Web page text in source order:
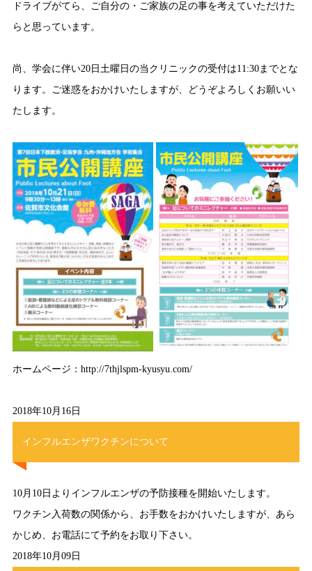
ドライブがてら、ご自分の・ご家族の足の事を考えていただけた
らと思っています。
尚、学会に伴い20日土曜日の当クリニックの受付は11:30までとな
ります。ご迷惑をおかけいたしますが、どうぞよろしくお願いい
たします。
ホームページ：http://7thjlspm-kyusyu.com/
2018年10月16日
インフルエンザワクチンについて
10月10日よりインフルエンザの予防接種を開始いたします。
ワクチン入荷数の関係から、お手数をおかけいたしますが、あら
かじめ、お電話にて予約をお取り下さい。
2018年10月09日